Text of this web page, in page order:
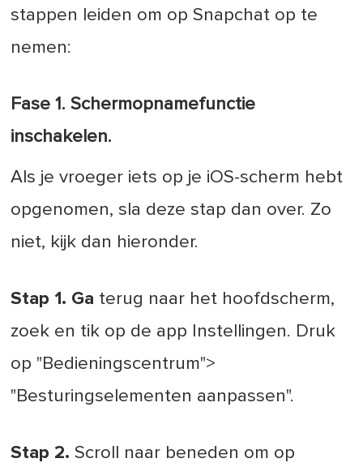
stappen leiden om op Snapchat op te
nemen:
Fase 1. Schermopnamefunctie
inschakelen.
Als je vroeger iets op je iOS-scherm hebt
opgenomen, sla deze stap dan over. Zo
niet, kijk dan hieronder.
Stap 1. Ga terug naar het hoofdscherm,
zoek en tik op de app Instellingen. Druk
op "Bedieningscentrum">
"Besturingselementen aanpassen".
Stap 2. Scroll naar beneden om op